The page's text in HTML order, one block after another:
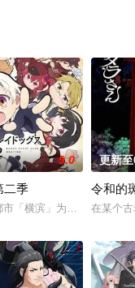
员们！虽然每个人都拥
9.0
二季
「横滨」为舞台，一众
更新
令和的
在某个